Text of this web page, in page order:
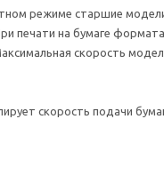
режиме старшие
печати на бумаге
скорость
скорость подачи